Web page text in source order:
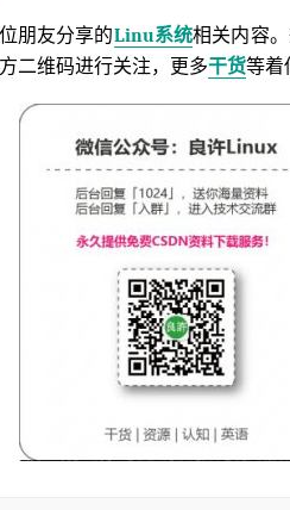
朋友分享的Linu系统相关内容
二维码进行关注，更多干货等着